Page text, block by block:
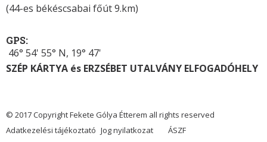
(44-es békéscsabai főút 9.km)
GPS:
46° 54' 55° N, 19° 47'
SZÉP KÁRTYA és ERZSÉBET UTALVÁNY ELFOGADÓHELY
© 2017 Copyright Fekete Gólya Étterem all rights reserved
Adatkezelési tájékoztató Jog nyilatkozat
ÁSZF